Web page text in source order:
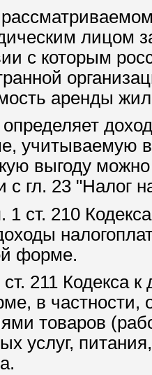
лицом
с которым
аренды
учитываемую
выгоду
с гл. 23 "Налог
1 ст. 210
форме.
211 Кодекса
в частности,
товаров
услуг,